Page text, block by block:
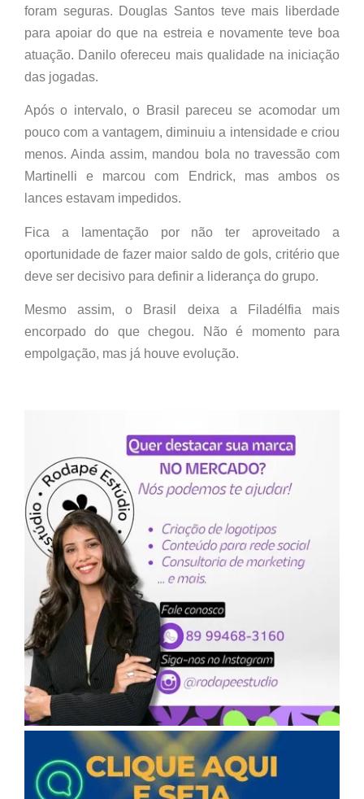
foram seguras. Douglas Santos teve mais liberdade
para apoiar do que na estreia e novamente teve boa
atuação. Danilo ofereceu mais qualidade na iniciação
das jogadas.
Após o intervalo, o Brasil pareceu se acomodar um
pouco com a vantagem, diminuiu a intensidade e criou
menos. Ainda assim, mandou bola no travessão com
Martinelli e marcou com Endrick, mas ambos os
lances estavam impedidos.
Fica a lamentação por não ter aproveitado a
oportunidade de fazer maior saldo de gols, critério que
deve ser decisivo para definir a liderança do grupo.
Mesmo assim, o Brasil deixa a Filadélfia mais
encorpado do que chegou. Não é momento para
empolgação, mas já houve evolução.